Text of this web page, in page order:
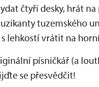
čtyři desky, hrát
tuzemského
s lehkostí vrátit na
písničkář (a
se přesvědčit!